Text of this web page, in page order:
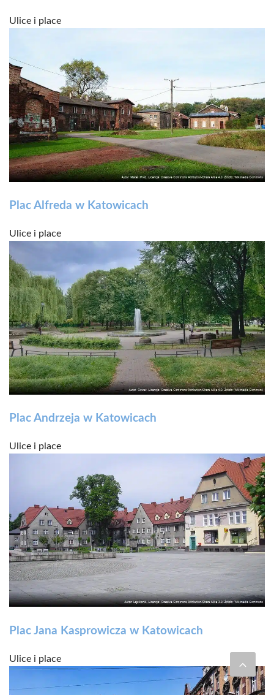
Ulice i place
Plac Alfreda w Katowicach
Ulice i place
Plac Andrzeja w Katowicach
Ulice i place
Plac Jana Kasprowicza w Katowicach
Ulice i place